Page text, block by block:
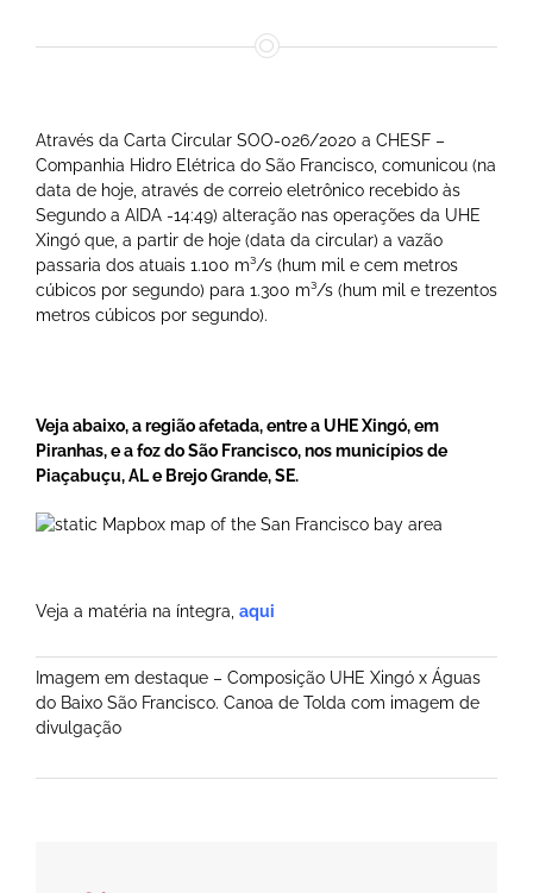
Através da Carta Circular SOO-026/2020 a CHESF –
Companhia Hidro Elétrica do São Francisco, comunicou (na
data de hoje, através de correio eletrônico recebido às
Segundo a AIDA -14:49) alteração nas operações da UHE
Xingó que, a partir de hoje (data da circular) a vazão
passaria dos atuais 1.100 m³/s (hum mil e cem metros
cúbicos por segundo) para 1.300 m³/s (hum mil e trezentos
metros cúbicos por segundo).
Veja abaixo, a região afetada, entre a UHE Xingó, em
Piranhas, e a foz do São Francisco, nos municípios de
Piaçabuçu, AL e Brejo Grande, SE.
Veja a matéria na íntegra, aqui
Imagem em destaque – Composição UHE Xingó x Águas
do Baixo São Francisco. Canoa de Tolda com imagem de
divulgação